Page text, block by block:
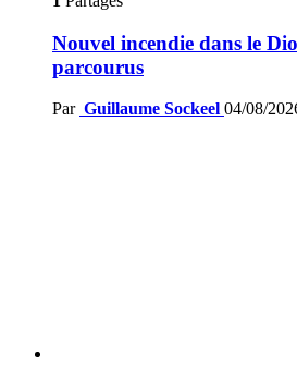
Nouvel incendie dans le
parcourus
Par Guillaume Sockeel 04/08/